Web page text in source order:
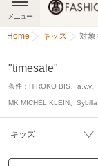
メニュー
Home キッズ 対象
"timesale"
条件： HIROKO BIS、a.v.v
MK MICHEL KLEIN、
キッズ